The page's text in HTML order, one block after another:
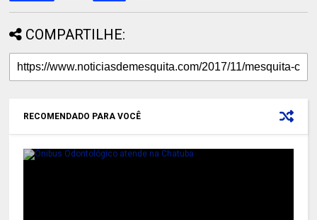
COMPARTILHE:
RECOMENDADO PARA VOCÊ